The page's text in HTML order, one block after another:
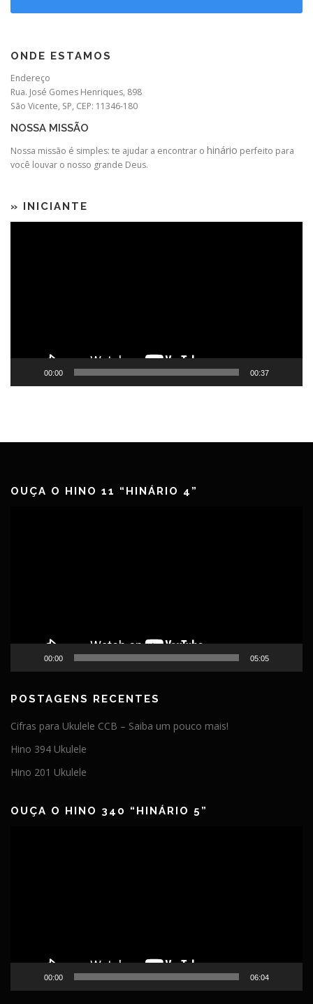
ONDE ESTAMOS
Endereço
Rua. José Gomes Henriques, 898
São Vicente, SP, CEP: 11346-180
NOSSA MISSÃO
Nossa missão é simples: te ajudar a encontrar o hinário perfeito para
você louvar o nosso grande Deus.
» INICIANTE
00:00 00:37
OUÇA O HINO 11 “HINÁRIO 4”
00:00 05:05
POSTAGENS RECENTES
Cifras para Ukulele CCB – Saiba um pouco mais!
Hino 394 Ukulele
Hino 201 Ukulele
OUÇA O HINO 340 “HINÁRIO 5”
00:00 06:04